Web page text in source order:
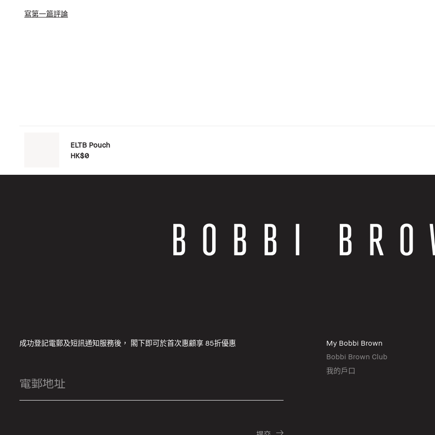
寫第一篇評論
ELTB Pouch
HK$0
成功登記電郵及短訊通知服務後， 閣下即可於首次惠顧享 85折優惠
My Bobbi Brown
Bobbi Brown Club
我的戶口